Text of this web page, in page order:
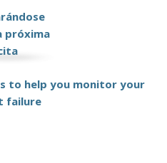
próxima
to help you monitor your
failure